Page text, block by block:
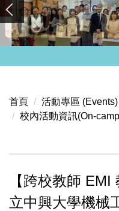
首頁
活動專區 (Events)
校內活動資訊(On-
【跨校教師
立中興大學機械